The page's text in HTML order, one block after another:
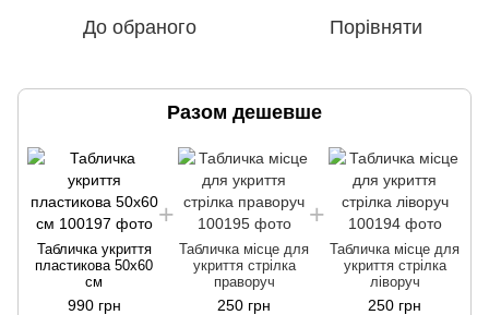
До обраного Порівняти
Разом дешевше
Табличка укриття
пластикова 50х60
см
990 грн
Табличка місце для
укриття стрілка
праворуч
250 грн
Табличка місце для
укриття стрілка
ліворуч
250 грн